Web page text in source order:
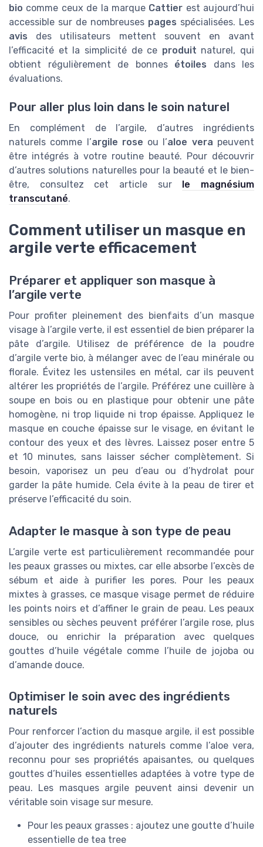
bio comme ceux de la marque Cattier est aujourd’hui
accessible sur de nombreuses pages spécialisées. Les
avis des utilisateurs mettent souvent en avant
l’efficacité et la simplicité de ce produit naturel, qui
obtient régulièrement de bonnes étoiles dans les
évaluations.
Pour aller plus loin dans le soin naturel
En complément de l’argile, d’autres ingrédients
naturels comme l’argile rose ou l’aloe vera peuvent
être intégrés à votre routine beauté. Pour découvrir
d’autres solutions naturelles pour la beauté et le bien-
être, consultez cet article sur le magnésium
transcutané.
Comment utiliser un masque en
argile verte efficacement
Préparer et appliquer son masque à
l’argile verte
Pour profiter pleinement des bienfaits d’un masque
visage à l’argile verte, il est essentiel de bien préparer la
pâte d’argile. Utilisez de préférence de la poudre
d’argile verte bio, à mélanger avec de l’eau minérale ou
florale. Évitez les ustensiles en métal, car ils peuvent
altérer les propriétés de l’argile. Préférez une cuillère à
soupe en bois ou en plastique pour obtenir une pâte
homogène, ni trop liquide ni trop épaisse. Appliquez le
masque en couche épaisse sur le visage, en évitant le
contour des yeux et des lèvres. Laissez poser entre 5
et 10 minutes, sans laisser sécher complètement. Si
besoin, vaporisez un peu d’eau ou d’hydrolat pour
garder la pâte humide. Cela évite à la peau de tirer et
préserve l’efficacité du soin.
Adapter le masque à son type de peau
L’argile verte est particulièrement recommandée pour
les peaux grasses ou mixtes, car elle absorbe l’excès de
sébum et aide à purifier les pores. Pour les peaux
mixtes à grasses, ce masque visage permet de réduire
les points noirs et d’affiner le grain de peau. Les peaux
sensibles ou sèches peuvent préférer l’argile rose, plus
douce, ou enrichir la préparation avec quelques
gouttes d’huile végétale comme l’huile de jojoba ou
d’amande douce.
Optimiser le soin avec des ingrédients
naturels
Pour renforcer l’action du masque argile, il est possible
d’ajouter des ingrédients naturels comme l’aloe vera,
reconnu pour ses propriétés apaisantes, ou quelques
gouttes d’huiles essentielles adaptées à votre type de
peau. Les masques argile peuvent ainsi devenir un
véritable soin visage sur mesure.
Pour les peaux grasses : ajoutez une goutte d’huile
essentielle de tea tree